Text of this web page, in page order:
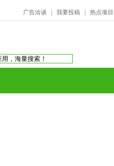
广告洽谈 我要投稿 热点项目